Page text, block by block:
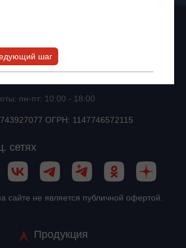
13-76
пн-пт: 10:00 - 18:00
ОГРН: 1147746572115
сетях
сайте не является публичной офертой.
Продукция
шаг